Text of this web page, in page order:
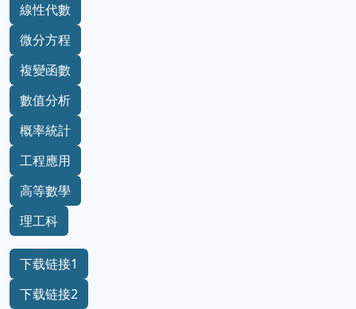
線性代數
微分方程
複變函數
數值分析
概率統計
工程應用
高等數學
理工科
下载链接1
下载链接2